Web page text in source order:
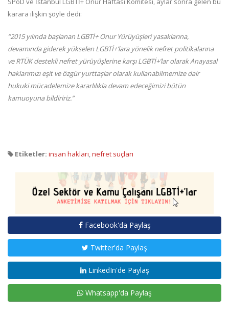
karara ilişkin şöyle dedi:
“2015 yılında başlanan LGBTİ+ Onur Yürüyüşleri yasaklarına,
devamında giderek yükselen LGBTİ+’lara yönelik nefret politikalarına
ve RTÜK destekli nefret yürüyüşlerine karşı LGBTİ+’lar olarak Anayasal
haklarımızı eşit ve özgür yurttaşlar olarak kullanabilmemize dair
hukuki mücadelemize kararlılıkla devam edeceğimizi bütün
kamuoyuna bildiririz.”
Etiketler: insan hakları,nefret suçları
Facebook'da Paylaş
Twitter'da Paylaş
LinkedIn'de Paylaş
Whatsapp'da Paylaş